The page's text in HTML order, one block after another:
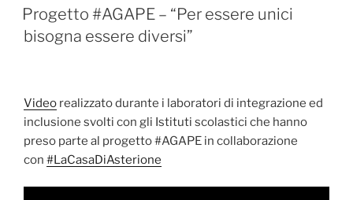
IL
Progetto #AGAPE – “Per essere unici
bisogna essere diversi”
Video realizzato durante i laboratori di integrazione ed
inclusione svolti con gli Istituti scolastici che hanno
preso parte al progetto #AGAPE in collaborazione
con #LaCasaDiAsterione